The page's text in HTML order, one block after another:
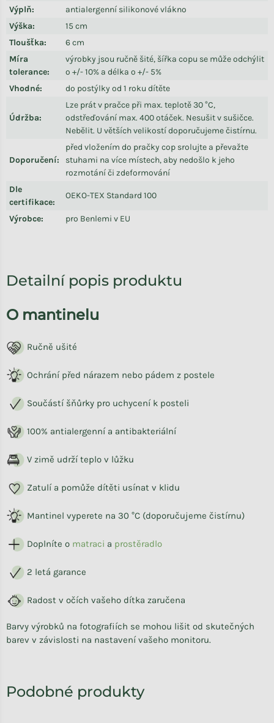
Výplň:
antialergenní silikonové vlákno
Výška:
15 cm
Tloušťka:
6 cm
Míra
tolerance:
výrobky jsou ručně šité, šířka copu se může odchýlit
o +/- 10% a délka o +/- 5%
Vhodné: do postýlky od 1 roku dítěte
Údržba:
Lze prát v pračce při max. teplotě 30 °C,
odstřeďování max. 400 otáček. Nesušit v sušičce.
Nebělit. U větších velikostí doporučujeme čistírnu.
Doporučení:
před vložením do pračky cop srolujte a převažte
stuhami na více místech, aby nedošlo k jeho
rozmotání či zdeformování
Dle
certifikace:
OEKO-TEX Standard 100
Výrobce: pro Benlemi v EU
Detailní popis produktu
O mantinelu
Ručně ušité
Ochrání před nárazem nebo pádem z postele
Součástí šňůrky pro uchycení k posteli
100% antialergenní a antibakteriální
V zimě udrží teplo v lůžku
Zatulí a pomůže dítěti usínat v klidu
Mantinel vyperete na 30 °C (doporučujeme čistírnu)
Doplníte o matraci a prostěradlo
2 letá garance
Radost v očích vašeho dítka zaručena
Barvy výrobků na fotografiích se mohou lišit od skutečných
barev v závislosti na nastavení vašeho monitoru.